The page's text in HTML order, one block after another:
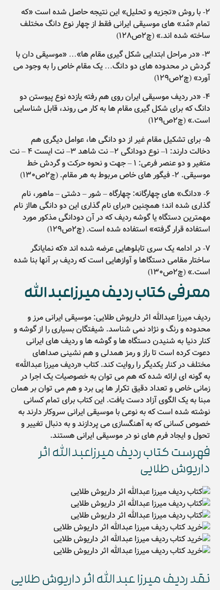
۲- با روش «تجزیه و تحلیل» این نتیجه حاصل شده است «که
تمام «مُد» های موسیقی ایرانی فقط از چهار نوع دانگ مختلف
ساخته شده اند.» (چ۲ص۱۲۸)
۳- «در مراحل ابتدایی شکل گیری مقام ها»… «موسیقی دان با
گردش در محدوده های دو دانگ… یک مقام خاص را به وجود می
آورد» (چ۲ص۱۲۹)
۴- «در ردیف موسیقی ایران روی هم رفته یازده نوع پیوستن دو
دانگ که برای شکل گیری مقام ها به کار می روند، قابل شناسایی
است.» (چ۲ص۱۲۹)
۵- برای تشکیل مقام غیر از دو دانگی ها، عوامل دیگری هم
دخالت دارند: ۱– نوع دودانگی ۲– نت شاهد ۳– نت ایست ۴ – نت
متغیر و دو عنصر فرعی: ۱ – جهت و نحوه حرکت و گردش خط
موسیقی. ۲- فیگور های خاص مربوط به هر مقام. (چ۲ص۱۳۰)
۶- «دانگ» های چهارگانه: چهارگاه – شور – دشتی – ماهور، نام
گذاری شده اند؛ همچنین «برای نام گذاری این دو دانگی هااز نام
مهمترین دستگاه یا گوشه ردیف که در آن دودانگی مذکور مورد
استفاده قرار گرفته» استفاده شده است. (چ۲ص۱۲۹)
۷- در ادامه یک سری تابلوهایی عرضه شده اند «که نمایانگر
ساختار مقامی دستگاها و آوازهایی است که ردیف بر آنها بنا شده
است.» (چ۲ص۱۳۰)
معرفی کتاب ردیف میرزاعبدالله
ردیف میرزا عبدالله اثر داریوش طلایی: موسیقی ایرانی مرز و
محدوده و رنگ و نژاد نمی شناسد. شیفتگان بسیاری را از گوشه و
کنار دنیا به شنیدن دستگاه ها و گوشه ها و ردیف های ایرانی
دعوت کرده است تا راز و رمز همدلی و هم نشینی صداهای
مختلف در کنار یکدیگر را روایت کند. کتاب «ردیف میرزا عبدالله»
به گونه ای ارائه شده که هم می توان به خصوصیات یک اجرا در
زمانی خاص و تعداد دقیق تکرار ها پی برد و هم می توان بر همان
مبنا به یک الگوی آزاد دست یافت. این کتاب برای تمام کسانی
نوشته شده است که به نوعی با موسیقی ایرانی سروکار دارند به
خصوص کسانی که به آهنگسازی می پردازند و به دنبال تغییر و
تحول و ایجاد فرم های نو در موسیقی ایرانی هستند.
فهرست کتاب ردیف میرزاعبدالله اثر
داریوش طلایی
نقد ردیف میرزا عبدالله اثر داریوش طلایی